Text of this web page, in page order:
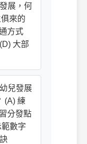
展，何
來的
方式
大部
兒發展
(A) 練
分發點
數字